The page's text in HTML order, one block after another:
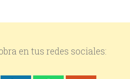
en tus redes sociales: